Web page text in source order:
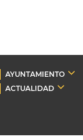
AYUNTAMIENTO
ACTUALIDAD